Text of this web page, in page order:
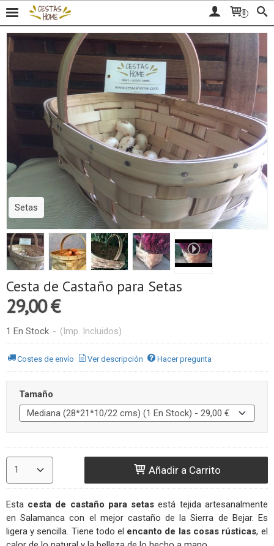
0
Setas
Cesta de Castaño para Setas
29,00 €
1 En Stock - (Imp. Incluidos)
Costes de envío Ver descripción Hacer pregunta
Tamaño
Añadir a Carrito
Esta cesta de castaño para setas está tejida artesanalmente
en Salamanca con el mejor castaño de la Sierra de Bejar. Es
ligera y sencilla. Tiene todo el encanto de las cosas rústicas, el